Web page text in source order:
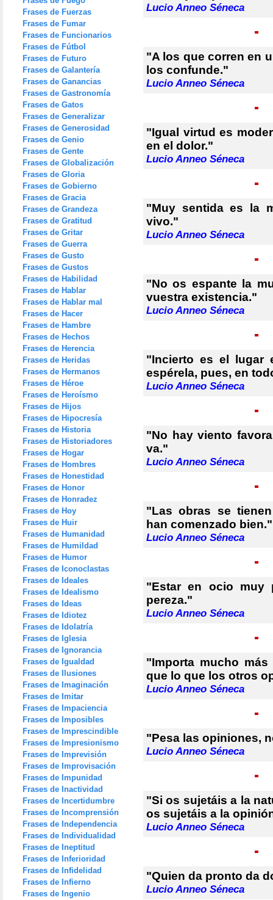
Frases de Fuerzas
Frases de Fumar
Frases de Funcionarios
Frases de Fútbol
Frases de Futuro
Frases de Galantería
Frases de Ganancias
Frases de Gastronomía
Frases de Gatos
Frases de Generalizar
Frases de Generosidad
Frases de Genio
Frases de Gente
Frases de Globalización
Frases de Gloria
Frases de Gobierno
Frases de Gracia
Frases de Grandeza
Frases de Gratitud
Frases de Gritar
Frases de Guerra
Frases de Gusto
Frases de Gustos
Frases de Habilidad
Frases de Hablar
Frases de Hablar mal
Frases de Hacer
Frases de Hambre
Frases de Hechos
Frases de Herencia
Frases de Heridas
Frases de Hermanos
Frases de Héroe
Frases de Heroísmo
Frases de Hijos
Frases de Hipocresía
Frases de Historia
Frases de Historiadores
Frases de Hogar
Frases de Hombres
Frases de Honestidad
Frases de Honor
Frases de Honradez
Frases de Hoy
Frases de Huir
Frases de Humanidad
Frases de Humildad
Frases de Humor
Frases de Iconoclastas
Frases de Ideales
Frases de Idealismo
Frases de Ideas
Frases de Idiotez
Frases de Idolatría
Frases de Iglesia
Frases de Ignorancia
Frases de Igualdad
Frases de Ilusiones
Frases de Imaginación
Frases de Imitar
Frases de Impaciencia
Frases de Imposibles
Frases de Imprescindible
Frases de Impresionismo
Frases de Imprevisión
Frases de Improvisación
Frases de Impunidad
Frases de Inactividad
Frases de Incertidumbre
Frases de Incomprensión
Frases de Independencia
Frases de Individualidad
Frases de Ineptitud
Frases de Inferioridad
Frases de Infidelidad
Frases de Infierno
Frases de Ingenio
Lucio Anneo Séneca
"A los que corren en
los confunde."
Lucio Anneo Séneca
"Igual virtud es
en el dolor."
Lucio Anneo Séneca
"Muy sentida es la
vivo."
Lucio Anneo Séneca
"No os espante la
vuestra existencia."
Lucio Anneo Séneca
"Incierto es el lugar
espérela, pues, en
Lucio Anneo Séneca
"No hay viento
va."
Lucio Anneo Séneca
"Las obras se
han comenzado bien."
Lucio Anneo Séneca
"Estar en ocio muy
pereza."
Lucio Anneo Séneca
"Importa mucho
que lo que los otros
Lucio Anneo Séneca
"Pesa las opiniones,
Lucio Anneo Séneca
"Si os sujetáis a la
os sujetáis a la
Lucio Anneo Séneca
"Quien da pronto da
Lucio Anneo Séneca